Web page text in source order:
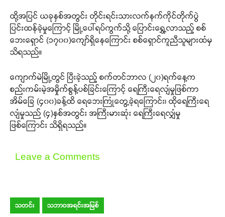
ထို့အပြင် ယခုနှစ်အတွင်း တိုင်းရင်းသားလက်နက်ကိုင်တိုက်ပွဲ
ပြင်းထန်ခဲ့မှုကြောင့် မြို့ပေါ်ရပ်ကွက်သို့ ပြောင်းရွှေ့လာသည့် စစ်
ဘေးရှောင် (၁၇၀၀)ကျော်ရှိနေကြောင်း စစ်ရှောင်ကူညီသူများထံမှ
သိရသည်။
ကျောက်မဲမြို့တွင် ပြီးခဲ့သည့် စက်တင်ဘာလ (၂၀)ရက်နေ့က
စည်းကမ်းမဲ့အမှိုက်စွန့်ပစ်ခြင်းကြောင့် ရေကြီးရေလျံမှုဖြစ်ကာ
အိမ်ခြေ (၄၀၀)ခန့်ထိ ရေဘေးကြုံတွေ့ခဲ့ရကြောင်း၊ ထိုရေကြီးရေ
လျံမှုသည် (၄)နှစ်အတွင်း အကြီးမားဆုံး ရေကြီးရေလျှံမှု
ဖြစ်ကြောင်း သိရှိရသည်။
Leave a Comments
သတင်း သဘာဝအရင်းအမြစ်